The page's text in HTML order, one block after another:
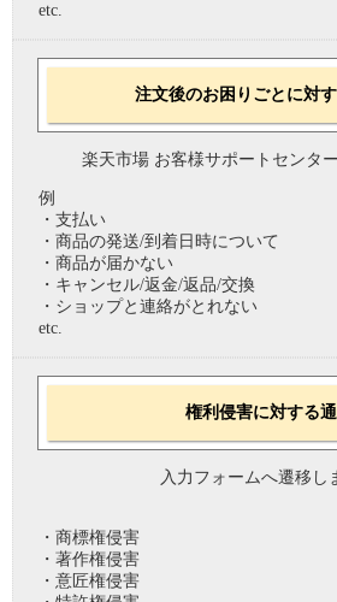
etc.
注文後のお困りごとに対
楽天市場 お客様サポートセンタ
例
・支払い
・商品の発送/到着日時について
・商品が届かない
・キャンセル/返金/返品/交換
・ショップと連絡がとれない
etc.
権利侵害に対する
入力フォームへ遷移し
・商標権侵害
・著作権侵害
・意匠権侵害